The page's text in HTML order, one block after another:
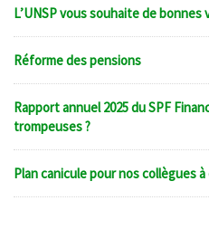
L’UNSP vous souhaite de bonnes
Réforme des pensions
Rapport annuel 2025 du SPF
trompeuses ?
Plan canicule pour nos collègues